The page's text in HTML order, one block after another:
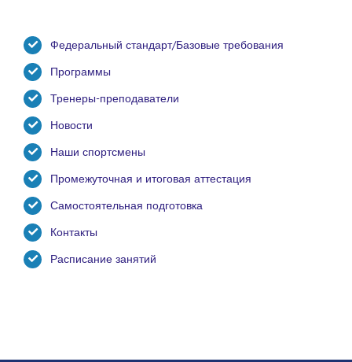
Федеральный стандарт/Базовые требования
Программы
Тренеры-преподаватели
Новости
Наши спортсмены
Промежуточная и итоговая аттестация
Самостоятельная подготовка
Контакты
Расписание занятий